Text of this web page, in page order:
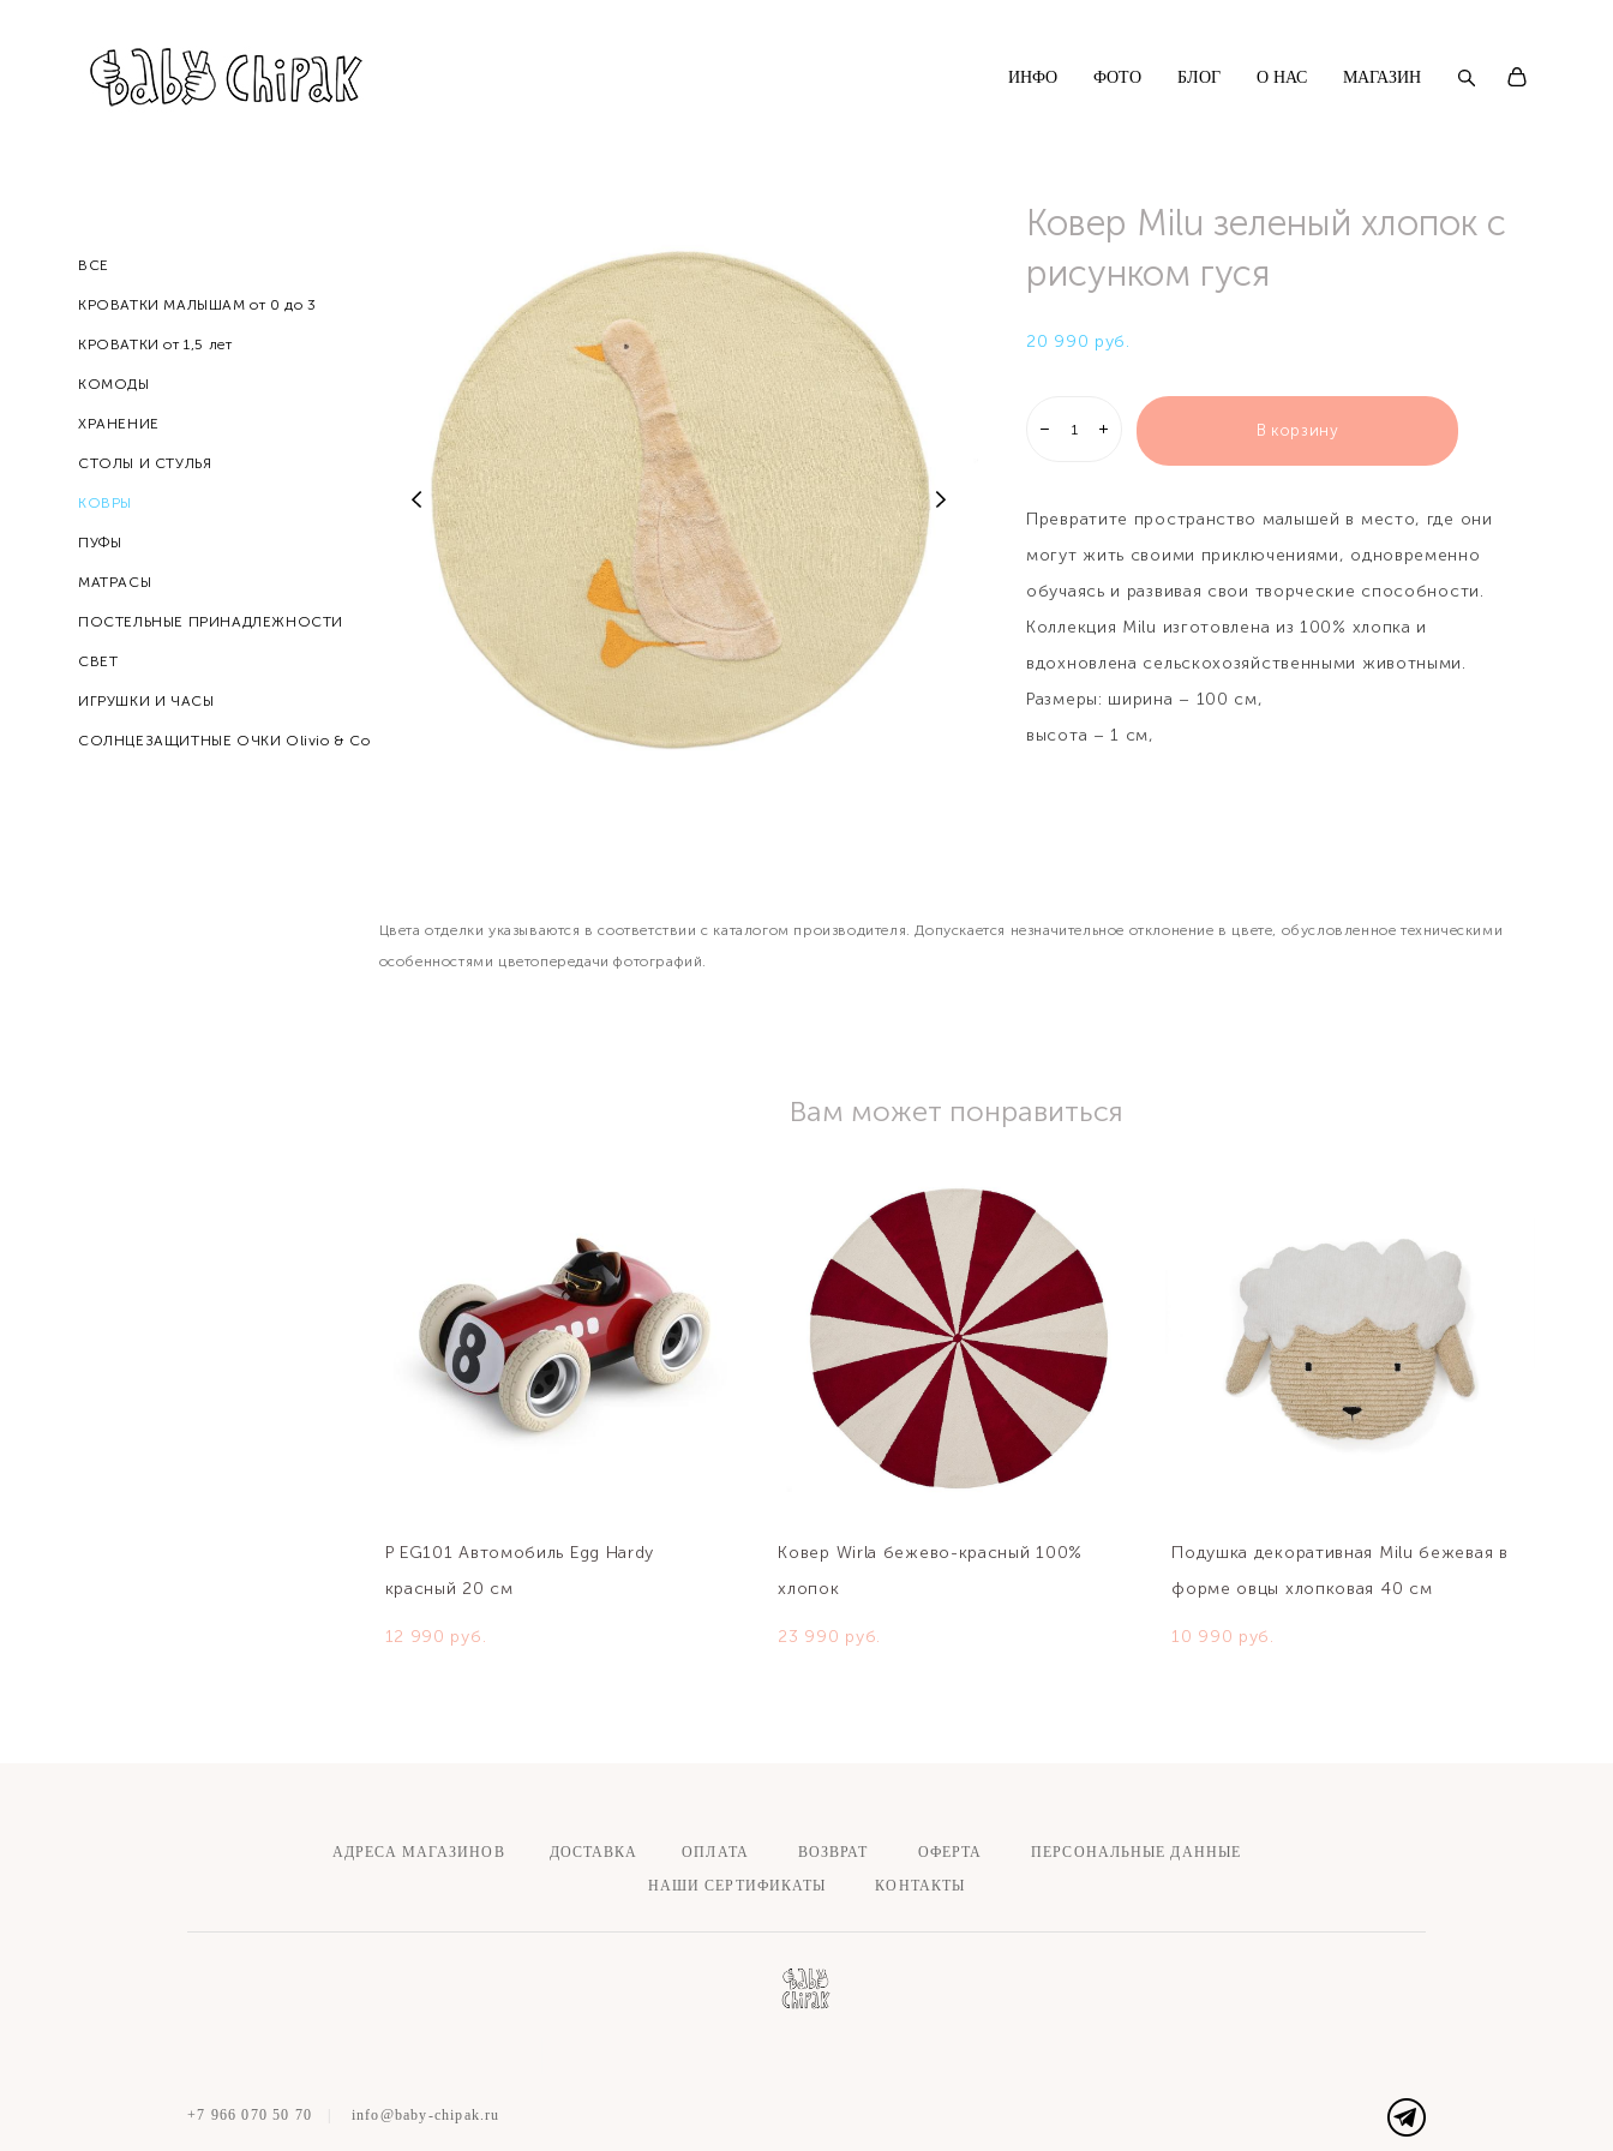
ИНФО ФОТО БЛОГ О НАС МАГАЗИН
ВСЕ
КРОВАТКИ МАЛЫШАМ от 0 до 3
КРОВАТКИ от 1,5 лет
КОМОДЫ
ХРАНЕНИЕ
СТОЛЫ И СТУЛЬЯ
КОВРЫ
ПУФЫ
МАТРАСЫ
ПОСТЕЛЬНЫЕ ПРИНАДЛЕЖНОСТИ
СВЕТ
ИГРУШКИ И ЧАСЫ
СОЛНЦЕЗАЩИТНЫЕ ОЧКИ Olivio & Co
Ковер Milu зеленый хлопок с
рисунком гуся
20 990 pуб.
В корзину
Превратите пространство малышей в место, где они
могут жить своими приключениями, одновременно
обучаясь и развивая свои творческие способности.
Коллекция Milu изготовлена из 100% хлопка и
вдохновлена сельскохозяйственными животными.
Размеры: ширина – 100 см,
высота – 1 см,
Цвета отделки указываются в соответствии с каталогом производителя. Допускается незначительное отклонение в цвете, обусловленное техническими
особенностями цветопередачи фотографий.
Вам может понравиться
P EG101 Автомобиль Egg Hardy
красный 20 см
12 990 pуб.
Ковер Wirla бежево-красный 100%
хлопок
23 990 pуб.
Подушка декоративная Milu бежевая в
форме овцы хлопковая 40 см
10 990 pуб.
АДРЕСА МАГАЗИНОВ ДОСТАВКА ОПЛАТА ВОЗВРАТ ОФЕРТА
ПЕРСОНАЛЬНЫЕ ДАННЫЕ
НАШИ СЕРТИФИКАТЫ
КОНТАКТЫ
+7 966 070 50 70 info@baby-chipak.ru